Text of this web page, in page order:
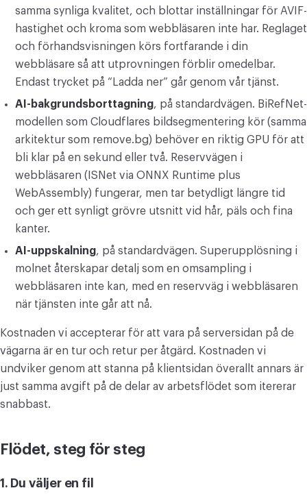
samma synliga kvalitet, och blottar inställningar för AVIF-
hastighet och kroma som webbläsaren inte har. Reglaget
och förhandsvisningen körs fortfarande i din
webbläsare så att utprovningen förblir omedelbar.
Endast trycket på “Ladda ner” går genom vår tjänst.
AI-bakgrundsborttagning, på standardvägen. BiRefNet-
modellen som Cloudflares bildsegmentering kör (samma
arkitektur som remove.bg) behöver en riktig GPU för att
bli klar på en sekund eller två. Reservvägen i
webbläsaren (ISNet via ONNX Runtime plus
WebAssembly) fungerar, men tar betydligt längre tid
och ger ett synligt grövre utsnitt vid hår, päls och fina
kanter.
AI-uppskalning, på standardvägen. Superupplösning i
molnet återskapar detalj som en omsampling i
webbläsaren inte kan, med en reservväg i webbläsaren
när tjänsten inte går att nå.
Kostnaden vi accepterar för att vara på serversidan på de
vägarna är en tur och retur per åtgärd. Kostnaden vi
undviker genom att stanna på klientsidan överallt annars är
just samma avgift på de delar av arbetsflödet som itererar
snabbast.
Flödet, steg för steg
1. Du väljer en fil